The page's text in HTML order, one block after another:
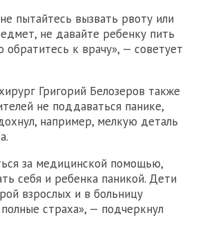
пытайтесь вызвать рвоту или
не давайте ребенку пить
обратитесь к врачу», — советует
Григорий Белозеров также
не поддаваться панике,
например, мелкую деталь
за медицинской помощью,
себя и ребенка паникой. Дети
взрослых и в больницу
страха», — подчеркнул